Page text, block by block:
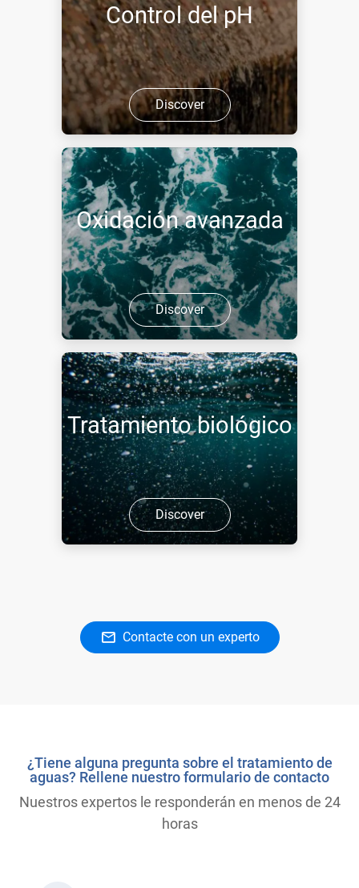
Control del pH
Discover
Oxidación avanzada
Discover
Tratamiento biológico
Discover
Contacte con un experto
¿Tiene alguna pregunta sobre el tratamiento de
aguas? Rellene nuestro formulario de contacto
Nuestros expertos le responderán en menos de 24
horas